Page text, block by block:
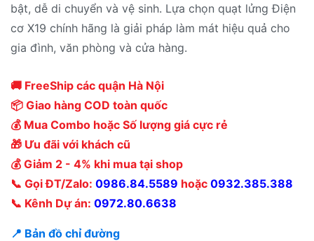
bật, dễ di chuyển và vệ sinh. Lựa chọn quạt lửng Điện
cơ X19 chính hãng là giải pháp làm mát hiệu quả cho
gia đình, văn phòng và cửa hàng.
🚚 FreeShip các quận Hà Nội
📦 Giao hàng COD toàn quốc
💰 Mua Combo hoặc Số lượng giá cực rẻ
🎁 Ưu đãi với khách cũ
💰 Giảm 2 - 4% khi mua tại shop
📞 Gọi ĐT/Zalo: 0986.84.5589 hoặc 0932.385.388
📞 Kênh Dự án: 0972.80.6638
📍 Bản đồ chỉ đường